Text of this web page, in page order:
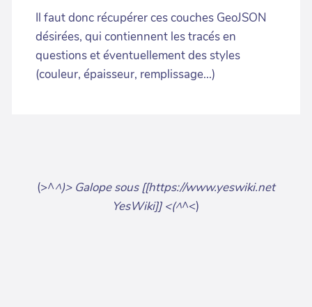
Il faut donc récupérer ces couches GeoJSON
désirées, qui contiennent les tracés en
questions et éventuellement des styles
(couleur, épaisseur, remplissage...)
(>^^)> Galope sous [[https://www.yeswiki.net
YesWiki]] <(^^<)